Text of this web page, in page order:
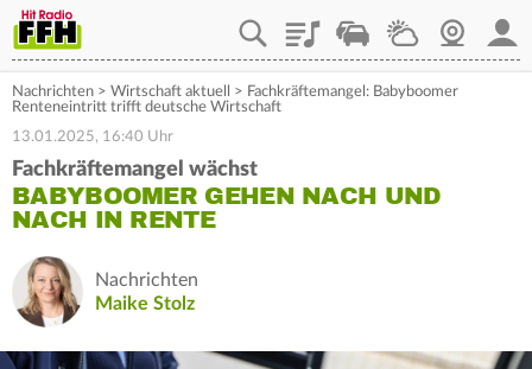
PlaylistStaupilotWetterWebcam
Nachrichten > Wirtschaft aktuell > Fachkräftemangel: Babyboomer
Renteneintritt trifft deutsche Wirtschaft
13.01.2025, 16:40 Uhr
Fachkräftemangel wächst
BABYBOOMER GEHEN NACH UND
NACH IN RENTE
Nachrichten
Maike Stolz